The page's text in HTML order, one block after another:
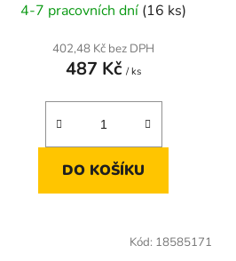
4-7 pracovních dní (16 ks)
402,48 Kč bez DPH
487 Kč/ ks
DO KOŠÍKU
Kód: 18585171